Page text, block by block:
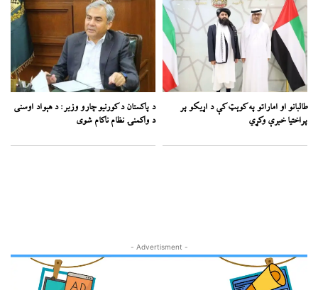
طالبانو او اماراتو په کوېټ کې د اړیکو پر
پراختیا خبرې وکړي
د پاکستان د کورنیو چارو وزیر: د هېواد اوسنی
د واکمنۍ نظام ناکام شوی
- Advertisment -